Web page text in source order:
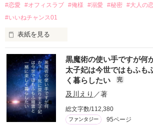
＊＊＊＊＊＊＊＊＊＊＊＊＊＊＊＊＊＊＊
2024.03.16 完結しました。
2025.01.30
作品を読む
バイト先の常連イケメン王子様。
いつも見てるだけで満足してた地味子がひょ
て…
※『秘密の恋』の崎本さんがヒーローのお話
華と佑介の結婚式の頃から話は始まります。
『秘密の恋』は5年前に描いたものなので時
すが…どうしても崎本さんの恋愛書きたかっ
#恋愛 #オフィスラブ #俺様 #溺愛 #秘密 #大人の
#いいねチャンス01
表紙を見る
及川華《おいかわはな》
27歳
開明商事経理部経理課　海外事業部経理担当
地味子と呼ばれるダサ女。ちょっとした秘密
×
瀧佑介《たきゆうすけ》
黒魔術の使い手ですが何
太子妃は今世ではもふも
く暮らしたい
完
及川えり ／著
総文字数/112,380
ファンタジー 95ページ